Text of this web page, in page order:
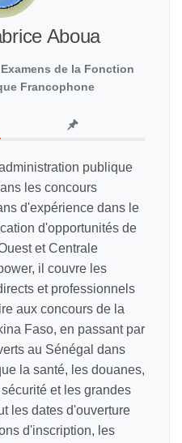
Aboua
de la Fonction
Francophone
publique
les concours
d'expérience dans le
d'opportunités de
et Centrale
il couvre les
et professionnels
aux concours de la
Faso, en passant par
au Sénégal dans
la santé, les douanes,
et les grandes
les dates d'ouverture
d'inscription, les